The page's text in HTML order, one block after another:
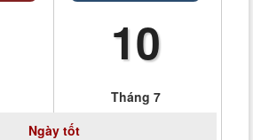
10
Tháng 7
Ngày tốt